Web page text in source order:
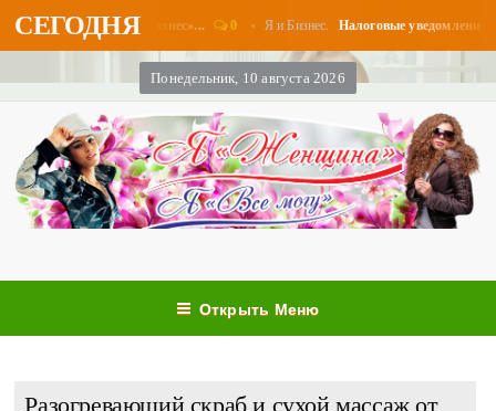
СЕГОДНЯ
в августе - «Бизнес»... 0 Я и Бизнес. Налоговые уведомления и
Понедельник, 10 августа 2026
Открыть Меню
Разогревающий скраб и сухой массаж от